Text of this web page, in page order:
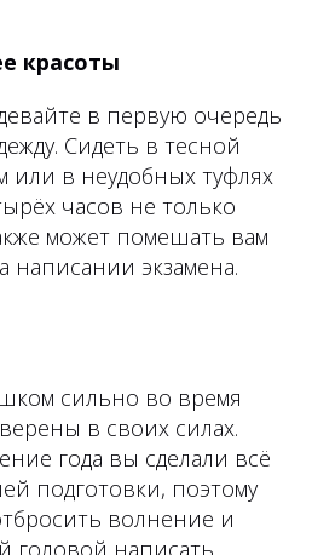
красоты
в первую очередь
Сидеть в тесной
или в неудобных туфлях
часов не только
может помешать вам
написании экзамена.
сильно во время
в своих силах.
года вы сделали всё
подготовки, поэтому
волнение и
головой написать